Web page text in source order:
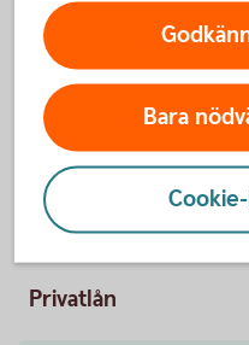
Hitta ditt
Pris och ränta
Privatlån
Bara